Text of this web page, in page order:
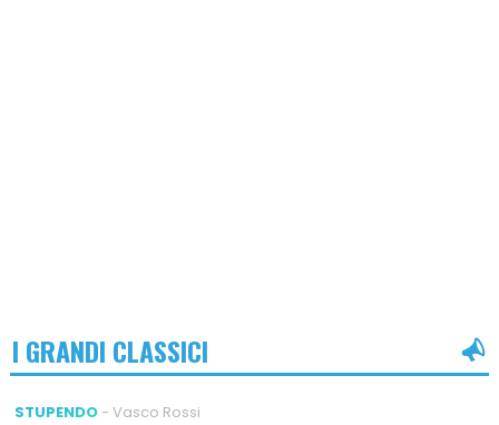
I GRANDI CLASSICI
STUPENDO- Vasco Rossi